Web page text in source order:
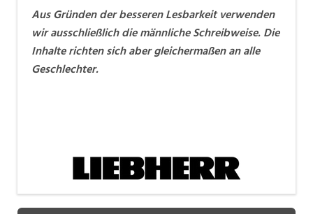
Aus Gründen der besseren Lesbarkeit verwenden
wir ausschließlich die männliche Schreibweise. Die
Inhalte richten sich aber gleichermaßen an alle
Geschlechter.